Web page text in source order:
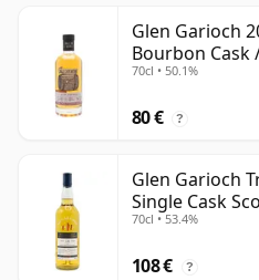
Glen Garioch
Bourbon Cask
70cl • 50.1%
80 € ?
Glen Garioch
Single Cask
70cl • 53.4%
108 € ?